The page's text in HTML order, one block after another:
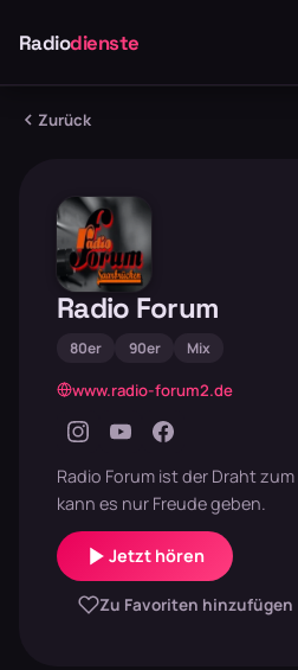
Radiodienste
Zurück
Radio Forum
80er 90er Mix
www.radio-forum2.de
Radio Forum ist der Draht
kann es nur Freude geben.
Jetzt hören
Zu Favoriten hinzufügen